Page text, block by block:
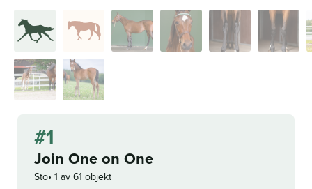
#1
Join One on One
Sto 1 av 61 objekt